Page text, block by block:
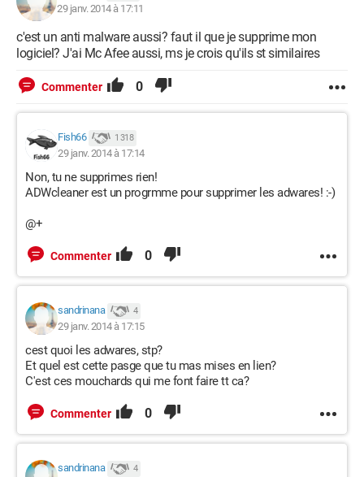
29 janv. 2014 à 17:11
c'est un anti malware aussi? faut il que je supprime mon
logiciel? J'ai Mc Afee aussi, ms je crois qu'ils st similaires
Commenter 0
Fish66 1 318
29 janv. 2014 à 17:14
Non, tu ne supprimes rien!
ADWcleaner est un progrmme pour supprimer les adwares! :-)
@+
Commenter 0
sandrinana 4
29 janv. 2014 à 17:15
cest quoi les adwares, stp?
Et quel est cette pasge que tu mas mises en lien?
C'est ces mouchards qui me font faire tt ca?
Commenter 0
sandrinana 4